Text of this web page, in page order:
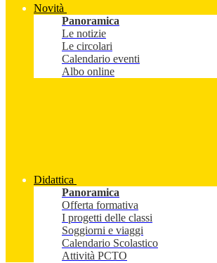
Novità
Panoramica
Le notizie
Le circolari
Calendario eventi
Albo online
Didattica
Panoramica
Offerta formativa
I progetti delle classi
Soggiorni e viaggi
Calendario Scolastico
Attività PCTO